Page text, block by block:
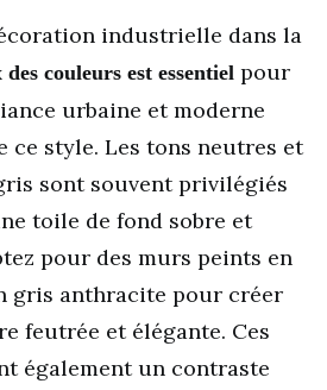
industrielle dans la
couleurs est essentielpour
urbaine et moderne
ce style. Les tons neutres et
sont souvent privilégiés
toile de fond sobre et
pour des murs peints en
gris anthracite pour créer
feutrée et élégante. Ces
également un contraste